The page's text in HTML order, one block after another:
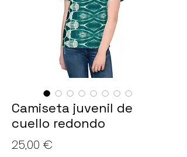
Camiseta juvenil de
cuello redondo
25,00 €